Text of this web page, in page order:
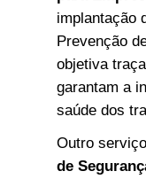
implantação
Prevenção
objetiva
garantam a
saúde dos
Outro
de